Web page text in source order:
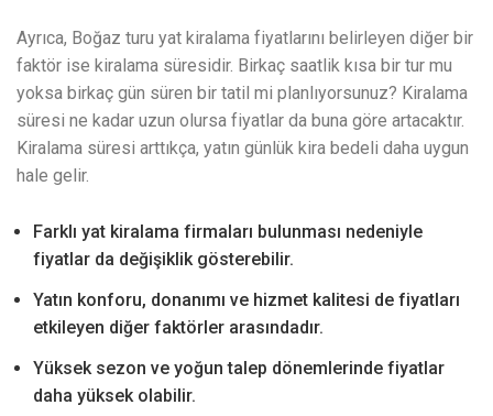
Ayrıca, Boğaz turu yat kiralama fiyatlarını belirleyen diğer bir
faktör ise kiralama süresidir. Birkaç saatlik kısa bir tur mu
yoksa birkaç gün süren bir tatil mi planlıyorsunuz? Kiralama
süresi ne kadar uzun olursa fiyatlar da buna göre artacaktır.
Kiralama süresi arttıkça, yatın günlük kira bedeli daha uygun
hale gelir.
Farklı yat kiralama firmaları bulunması nedeniyle
fiyatlar da değişiklik gösterebilir.
Yatın konforu, donanımı ve hizmet kalitesi de fiyatları
etkileyen diğer faktörler arasındadır.
Yüksek sezon ve yoğun talep dönemlerinde fiyatlar
daha yüksek olabilir.